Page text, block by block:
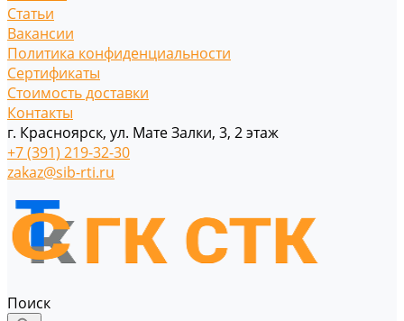
Статьи
Вакансии
Политика конфиденциальности
Сертификаты
Стоимость доставки
Контакты
г. Красноярск, ул. Мате Залки, 3, 2 этаж
+7 (391) 219-32-30
zakaz@sib-rti.ru
Поиск